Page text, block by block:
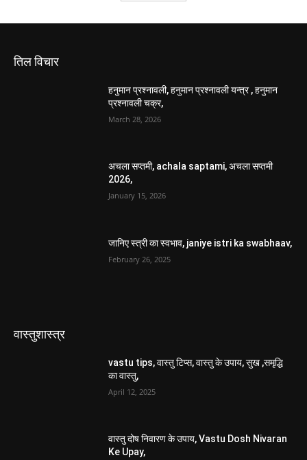
तिल विचार
हनुमान प्रश्नावली, हनुमान प्रश्नावली यन्त्र , हनुमान
प्रश्नावली चक्र,
March 28, 2026
अचला सप्तमी, achala saptami, अचला सप्तमी
2026,
January 15, 2026
जानिए स्त्री का स्वभाव, janiye istri ka swabhaav,
February 26, 2025
वास्तुशास्त्र
vastu tips, वास्तु टिप्स, वास्तु के उपाय, सुख ,समृद्धि
का वास्तु,
April 12, 2025
वास्तु दोष निवारण के उपाय, Vastu Dosh Nivaran
Ke Upay,